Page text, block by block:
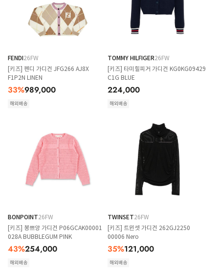
FENDI26FW
[키즈] 펜디 가디건 JFG266 AJ8X
F1P2N LINEN
33%989,000
해외배송
TOMMY HILFIGER26FW
[키즈] 타미힐피거 가디건 KG0KG09429
C1G BLUE
224,000
해외배송
BONPOINT26FW
[키즈] 봉쁘앙 가디건 P06GCAK00001
028A BUBBLEGUM PINK
43%254,000
해외배송
TWINSET26FW
[키즈] 트윈셋 가디건 262GJ2250
00006 Nero
35%121,000
해외배송